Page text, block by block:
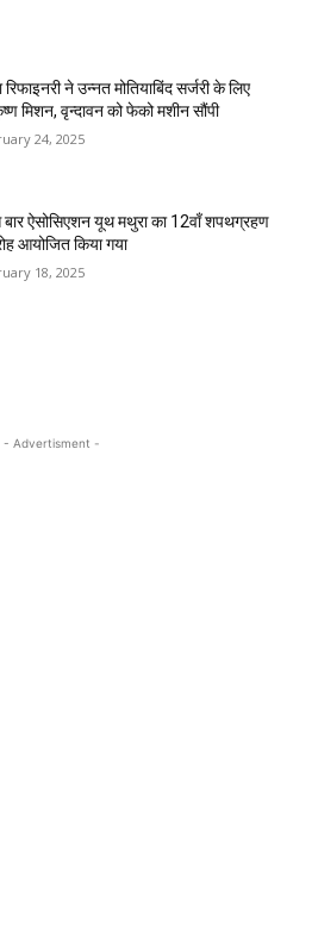
रिफाइनरी ने उन्नत मोतियाबिंद सर्जरी के लिए
मिशन, वृन्दावन को फेको मशीन सौंपी
24, 2025
ऐसोसिएशन यूथ मथुरा का 12वाँ शपथग्रहण
आयोजित किया गया
18, 2025
- Advertisment -